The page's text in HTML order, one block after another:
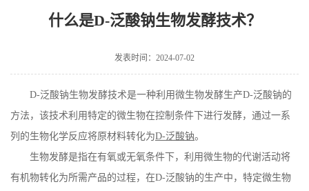
什么是D-泛酸钠生物发酵技术？
发表时间：2024-07-02
D-泛酸钠生物发酵技术是一种利用微生物发酵生产D-泛酸钠的
方法，该技术利用特定的微生物在控制条件下进行发酵，通过一系
列的生物化学反应将原材料转化为D-泛酸钠。
生物发酵是指在有氧或无氧条件下，利用微生物的代谢活动将
有机物转化为所需产品的过程，在D-泛酸钠的生产中，特定微生物